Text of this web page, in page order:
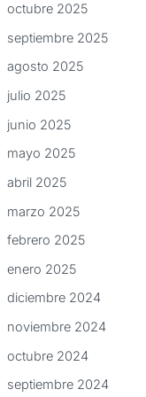
octubre 2025
septiembre 2025
agosto 2025
julio 2025
junio 2025
mayo 2025
abril 2025
marzo 2025
febrero 2025
enero 2025
diciembre 2024
noviembre 2024
octubre 2024
septiembre 2024